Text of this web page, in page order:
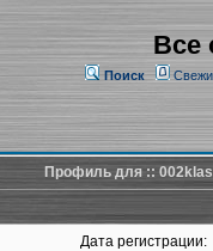
Все
Поиск
Профиль для ::
Дата регистрации: